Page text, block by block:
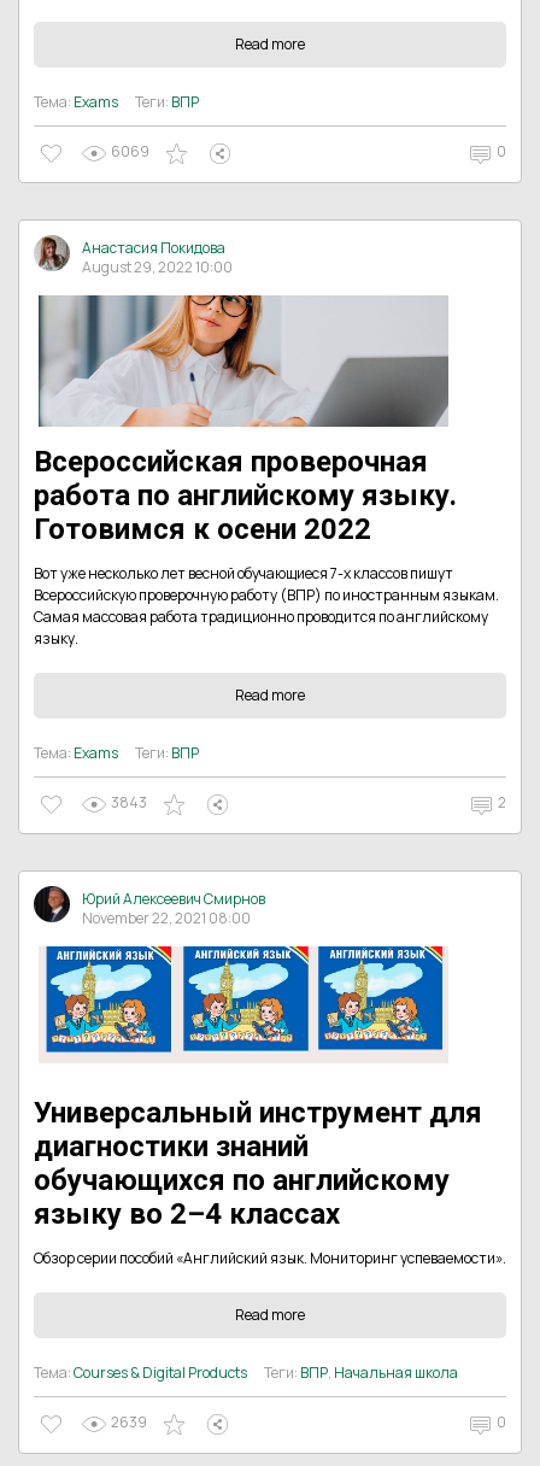
Read more
Тема: Exams Теги: ВПР
6069 0
Анастасия Покидова
August 29, 2022 10:00
Всероссийская проверочная
работа по английскому языку.
Готовимся к осени 2022
Вот уже несколько лет весной обучающиеся 7-х классов пишут
Всероссийскую проверочную работу (ВПР) по иностранным языкам.
Самая массовая работа традиционно проводится по английскому
языку.
Read more
Тема: Exams Теги: ВПР
3843 2
Юрий Алексеевич Смирнов
November 22, 2021 08:00
Универсальный инструмент для
диагностики знаний
обучающихся по английскому
языку во 2–4 классах
Обзор серии пособий «Английский язык. Мониторинг успеваемости».
Read more
Тема:Courses & Digital Products Теги: ВПР, Начальная школа
2639 0